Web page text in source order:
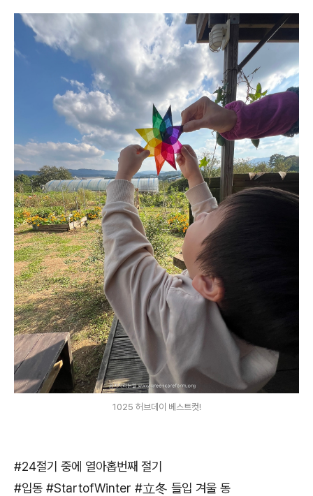
1025 허브데이 베스트컷!
#24절기 중에 열아홉번째 절기
#입동 #StartofWinter #立冬 들입 겨울 동